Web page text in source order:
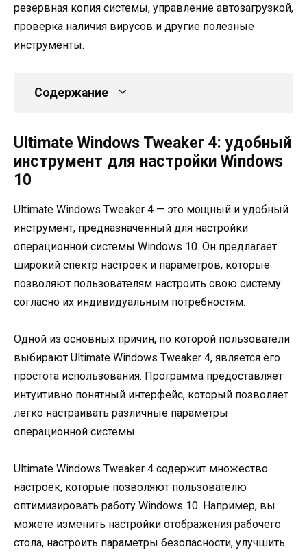
резервная копия системы, управление автозагрузкой,
проверка наличия вирусов и другие полезные
инструменты.
Содержание
Ultimate Windows Tweaker 4: удобный
инструмент для настройки Windows
10
Ultimate Windows Tweaker 4 — это мощный и удобный
инструмент, предназначенный для настройки
операционной системы Windows 10. Он предлагает
широкий спектр настроек и параметров, которые
позволяют пользователям настроить свою систему
согласно их индивидуальным потребностям.
Одной из основных причин, по которой пользователи
выбирают Ultimate Windows Tweaker 4, является его
простота использования. Программа предоставляет
интуитивно понятный интерфейс, который позволяет
легко настраивать различные параметры
операционной системы.
Ultimate Windows Tweaker 4 содержит множество
настроек, которые позволяют пользователю
оптимизировать работу Windows 10. Например, вы
можете изменить настройки отображения рабочего
стола, настроить параметры безопасности, улучшить